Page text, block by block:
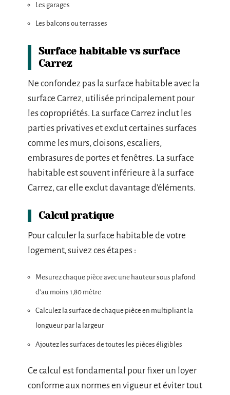
Les garages
Les balcons ou terrasses
Surface habitable vs surface
Carrez
Ne confondez pas la surface habitable avec la
surface Carrez, utilisée principalement pour
les copropriétés. La surface Carrez inclut les
parties privatives et exclut certaines surfaces
comme les murs, cloisons, escaliers,
embrasures de portes et fenêtres. La surface
habitable est souvent inférieure à la surface
Carrez, car elle exclut davantage d’éléments.
Calcul pratique
Pour calculer la surface habitable de votre
logement, suivez ces étapes :
Mesurez chaque pièce avec une hauteur sous plafond
d’au moins 1,80 mètre
Calculez la surface de chaque pièce en multipliant la
longueur par la largeur
Ajoutez les surfaces de toutes les pièces éligibles
Ce calcul est fondamental pour fixer un loyer
conforme aux normes en vigueur et éviter tout